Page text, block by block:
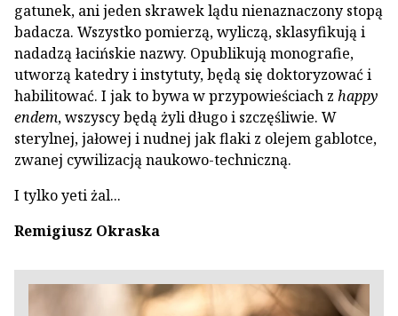
gatunek, ani jeden skrawek lądu nienaznaczony stopą
badacza. Wszystko pomierzą, wyliczą, sklasyfikują i
nadadzą łacińskie nazwy. Opublikują monografie,
utworzą katedry i instytuty, będą się doktoryzować i
habilitować. I jak to bywa w przypowieściach z happy
endem, wszyscy będą żyli długo i szczęśliwie. W
sterylnej, jałowej i nudnej jak flaki z olejem gablotce,
zwanej cywilizacją naukowo-techniczną.
I tylko yeti żal...
Remigiusz Okraska